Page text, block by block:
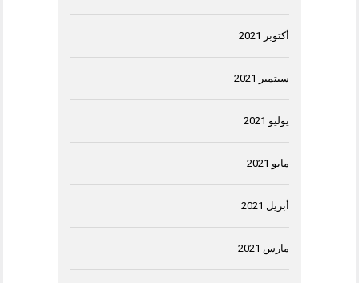
أكتوبر 2021
سبتمبر 2021
يوليو 2021
مايو 2021
أبريل 2021
مارس 2021